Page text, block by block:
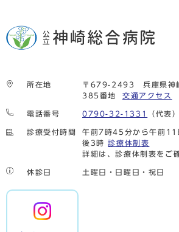
所在地
〒679-2493 兵庫県神
385番地
交通アクセス
電話番号 0790-32-1331 （代表）
診療受付時間
午前7時45分から午前
後3時診療体制表
詳細は、診療体制表をご
休診日 土曜日・日曜日・祝日